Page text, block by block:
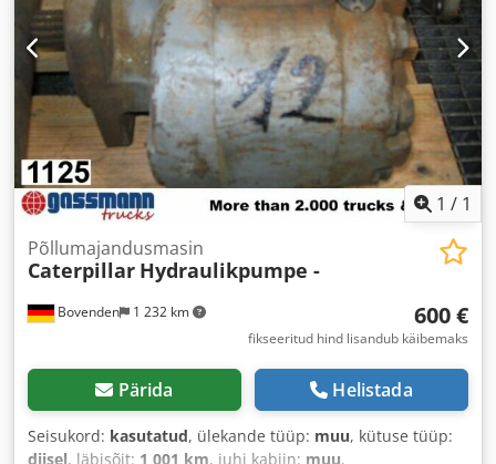
1 / 1
Bovenden 1 232 km
Põllumajandusmasin
Caterpillar Hydraulikpumpe -
600 €
fikseeritud hind lisandub käibemaks
Pärida Helistada
Seisukord: kasutatud, ülekande tüüp: muu, kütuse tüüp:
diisel, läbisõit: 1 001 km, juhi kabiin: muu,